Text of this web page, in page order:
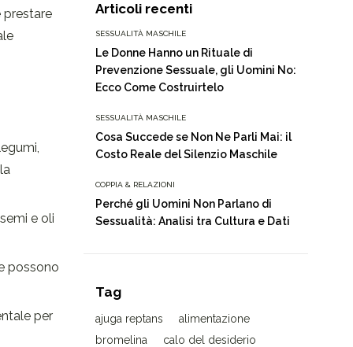
prestare
e oli
possono
per
Articoli recenti
SESSUALITÀ MASCHILE
Le Donne Hanno un Rituale di
Prevenzione Sessuale, gli Uomini No:
Ecco Come Costruirtelo
SESSUALITÀ MASCHILE
Cosa Succede se Non Ne Parli Mai: il
Costo Reale del Silenzio Maschile
COPPIA & RELAZIONI
Perché gli Uomini Non Parlano di
Sessualità: Analisi tra Cultura e Dati
Tag
ajuga reptans
alimentazione
bromelina
calo del desiderio